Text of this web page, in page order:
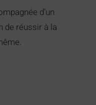
d’un
de réussir à la